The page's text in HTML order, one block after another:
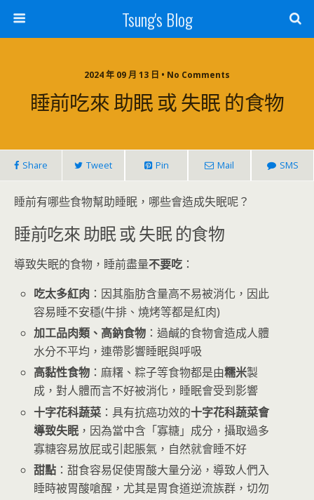
Tsung's Blog
2024 年 09 月 13 日 • No Comments
睡前吃來 助眠 或 失眠 的食物
Share Tweet Pin Mail SMS
睡前有哪些食物幫助睡眠，哪些會造成失眠呢？
睡前吃來 助眠 或 失眠 的食物
導致失眠的食物，睡前盡量不要吃 ：
吃太多紅肉 ：因其脂肪含量高不易被消化，因此
容易睡不安穩(牛排、燒烤等都是紅肉)
加工品肉類、高鈉食物 ：過鹹的食物會造成人體
水分不平均，連帶影響睡眠與呼吸
高黏性食物 ：麻糬、粽子等食物都是由糯米製
成，對人體而言不好被消化，睡眠會受到影響
十字花科蔬菜 ：具有抗癌功效的十字花科蔬菜會
導致失眠 ，因為當中含「寡糖」成分，攝取過多
寡糖容易放屁或引起脹氣，自然就會睡不好
甜點 ：甜食容易促使胃酸大量分泌，導致人們入
睡時被胃酸嗆醒，尤其是胃食道逆流族群，切勿